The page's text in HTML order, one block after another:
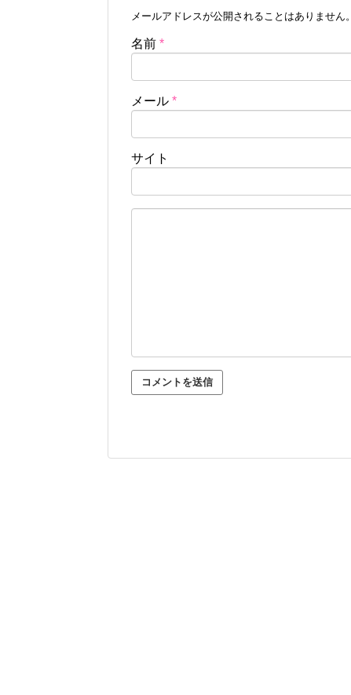
メールアドレスが公開されることはありません。
名前 *
メール *
サイト